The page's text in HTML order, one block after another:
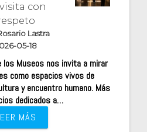
con
Lastra
05-18
los Museos nos invita a mirar
como espacios vivos de
y encuentro humano. Más
dedicados a…
MÁS